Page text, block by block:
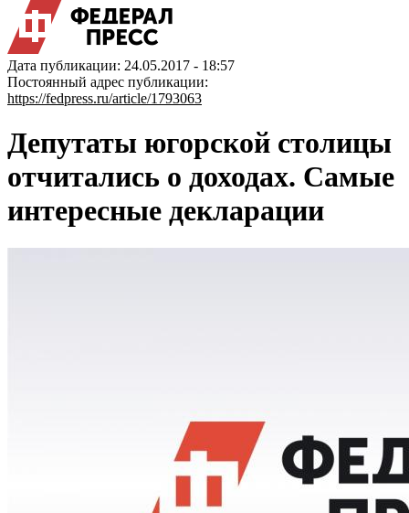
Дата публикации: 24.05.2017 - 18:57
Постоянный адрес публикации:
https://fedpress.ru/article/1793063
Депутаты югорской столицы
отчитались о доходах. Самые
интересные декларации